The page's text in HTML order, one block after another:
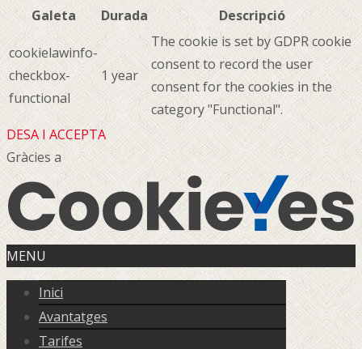
Galeta
Durada Descripció
cookielawinfo-
checkbox-
functional
1 year
The cookie is set by GDPR cookie
consent to record the user
consent for the cookies in the
category "Functional".
DESA I ACCEPTA
Gràcies a
MENU
Inici
Avantatges
Tarifes